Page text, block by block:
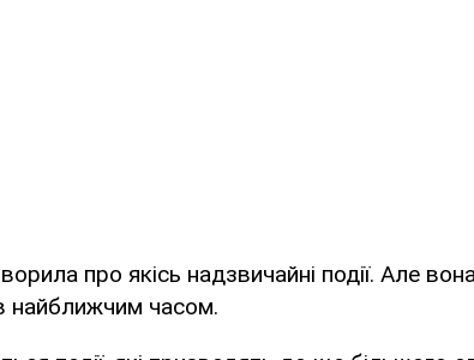
про якісь надзвичайні події. Але
найближчим часом.